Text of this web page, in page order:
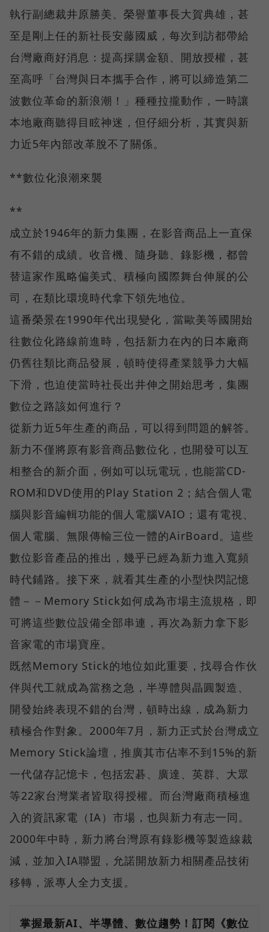
執行副總裁井原勝美、榮譽董事長大賀典雄，甚
至是剛上任的新社長安藤國威，每次到訪都帶給
台灣廠商好消息：提高採購金額、開放授權，甚
至高呼「台灣與日本攜手合作，將可以締造第二
波數位革命的新浪潮！」種種拉攏動作，一時讓
本地廠商聽得目眩神迷，但仔細分析，其實與新
力近5年內部改革脫不了關係。
**數位化浪潮來襲
**
成立於1946年的新力集團，在影音商品上一直保
有不錯的成績。收音機、隨身聽、錄影機，都曾
替這家作風略偏美式、積極向國際舞台伸展的公
司，在類比環境時代拿下領先地位。
這番榮景在1990年代出現變化，當歐美等國開始
往數位化路線前進時，包括新力在內的日本廠商
仍舊往類比商品發展，頓時使得產業競爭力大幅
下滑，也迫使當時社長出井伸之開始思考，集團
數位之路該如何進行？
從新力近5年生產的商品，可以得到問題的解答。
新力不僅將原有影音商品數位化，也開發可以互
相整合的新介面，例如可以玩電玩，也能當CD-
ROM和DVD使用的Play Station 2；結合個人電
腦與影音編輯功能的個人電腦VAIO；還有電視、
個人電腦、無限傳輸三位一體的AirBoard。這些
數位影音產品的推出，幾乎已經為新力進入寬頻
時代鋪路。接下來，就看其生產的小型快閃記憶
體－－Memory Stick如何成為市場主流規格，即
可將這些數位設備全部串連，再次為新力拿下影
音家電的市場寶座。
既然Memory Stick的地位如此重要，找尋合作伙
伴與代工就成為當務之急，半導體與晶圓製造、
開發始終表現不錯的台灣，頓時出線，成為新力
積極合作對象。2000年7月，新力正式於台灣成立
Memory Stick論壇，推廣其市佔率不到15%的新
一代儲存記憶卡，包括宏碁、廣達、英群、大眾
等22家台灣業者皆取得授權。而台灣廠商積極進
入的資訊家電（IA）市場，也與新力有志一同。
2000年中時，新力將台灣原有錄影機等製造線裁
減，並加入IA聯盟，允諾開放新力相關產品技術
移轉，派專人全力支援。
掌握最新AI、半導體、數位趨勢！訂閱《數位